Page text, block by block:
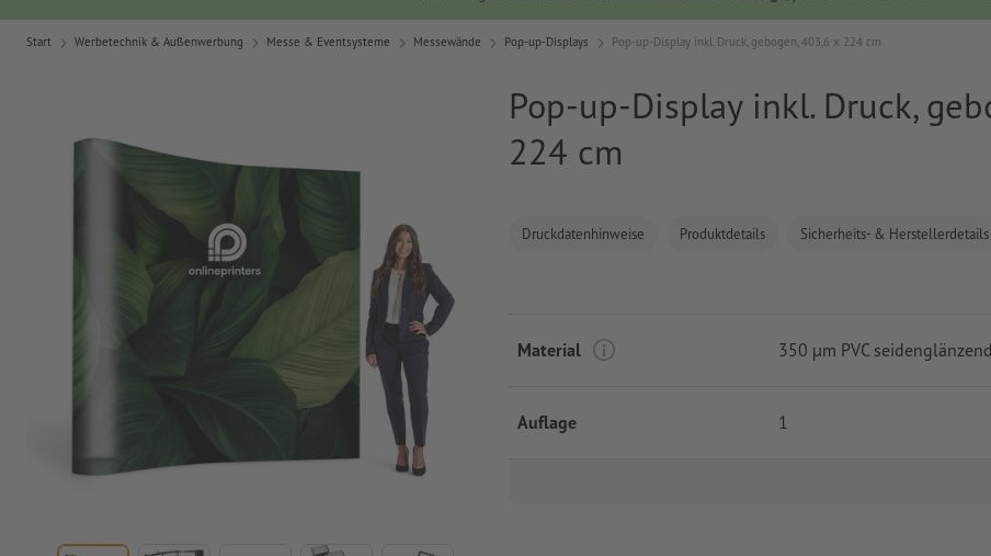
Start Werbetechnik & Außenwerbung Messe & Eventsysteme Messewände Pop-up-Displays Pop-up-Display inkl. Druck, gebogen, 403,6 x 224 cm
Pop-up-Display inkl. Druck,
224 cm
Druckdatenhinweise Produktdetails Sicherheits- & Herstellerdetails
Material 350 µm PVC seidenglänzend
Auflage 1